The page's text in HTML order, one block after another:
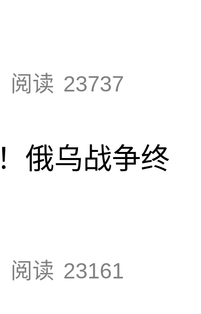
阅读 23737
俄乌战争终
阅读 23161